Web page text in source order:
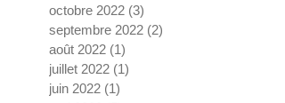
octobre 2022 (3)
septembre 2022 (2)
août 2022 (1)
juillet 2022 (1)
juin 2022 (1)